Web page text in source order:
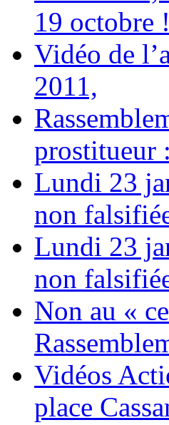
19 octobre !
Vidéo de
2011,
prostitueur
Lundi 23
non
Lundi 23
non
Non au «
Vidéos
place